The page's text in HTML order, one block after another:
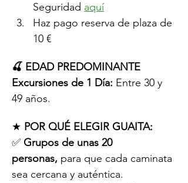
Seguridad aquí
Haz pago reserva de plaza de
10 €
🍒 EDAD PREDOMINANTE
Excursiones de 1 Día: Entre 30 y
49 años.
★ POR QUÉ ELEGIR GUAITA:
✅ Grupos de unas 20
personas, para que cada caminata
sea cercana y auténtica.